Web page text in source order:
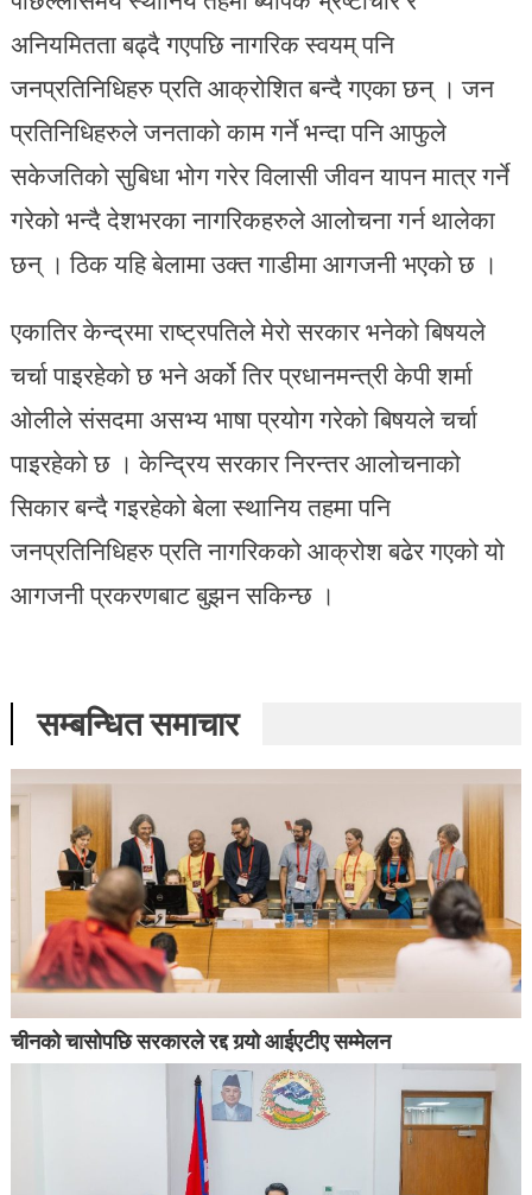
अनियमितता बढ्दै गएपछि नागरिक स्वयम् पनि
जनप्रतिनिधिहरु प्रति आक्रोशित बन्दै गएका छन् । जन
प्रतिनिधिहरुले जनताको काम गर्ने भन्दा पनि आफुले
सकेजतिको सुबिधा भोग गरेर विलासी जीवन यापन मात्र गर्ने
गरेको भन्दै देशभरका नागरिकहरुले आलोचना गर्न थालेका
छन् । ठिक यहि बेलामा उक्त गाडीमा आगजनी भएको छ ।
एकातिर केन्द्रमा राष्ट्रपतिले मेरो सरकार भनेको बिषयले
चर्चा पाइरहेको छ भने अर्को तिर प्रधानमन्त्री केपी शर्मा
ओलीले संसदमा असभ्य भाषा प्रयोग गरेको बिषयले चर्चा
पाइरहेको छ । केन्द्रिय सरकार निरन्तर आलोचनाको
सिकार बन्दै गइरहेको बेला स्थानिय तहमा पनि
जनप्रतिनिधिहरु प्रति नागरिकको आक्रोश बढेर गएको यो
आगजनी प्रकरणबाट बुझन सकिन्छ ।
सम्बन्धित समाचार
चीनको चासोपछि सरकारले रद्द गर्‍यो आईएटीए सम्मेलन